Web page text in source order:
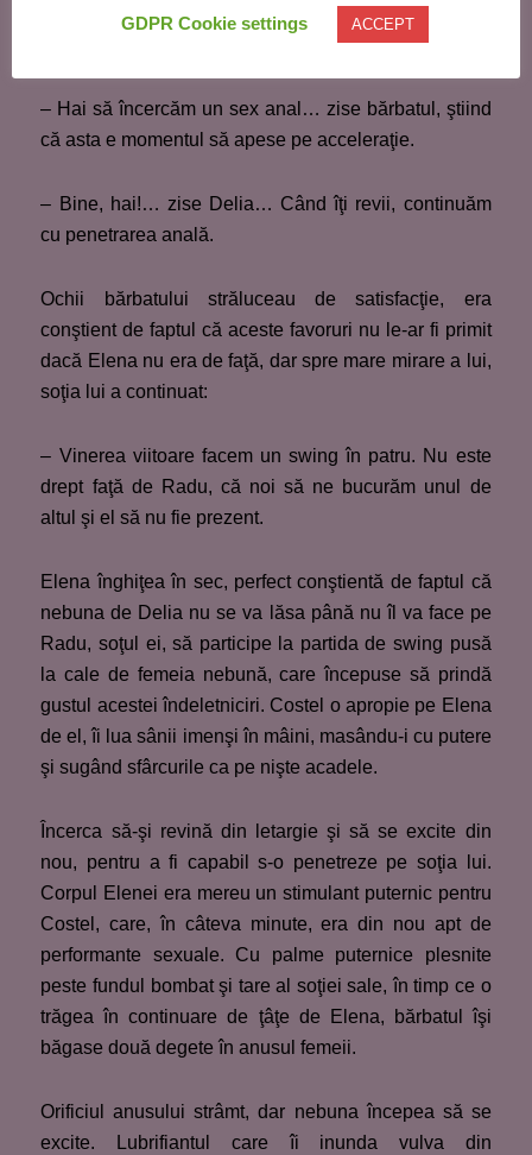
zise Delia, dar Costel era conştient că fără să o
atingă pe Elena, nu va reuşi să se excite la maxim.
– Hai să încercăm un sex anal… zise bărbatul, ştiind
că asta e momentul să apese pe acceleraţie.
– Bine, hai!… zise Delia… Când îţi revii, continuăm
cu penetrarea anală.
Ochii bărbatului străluceau de satisfacţie, era
conştient de faptul că aceste favoruri nu le-ar fi primit
dacă Elena nu era de faţă, dar spre mare mirare a lui,
soţia lui a continuat:
– Vinerea viitoare facem un swing în patru. Nu este
drept faţă de Radu, că noi să ne bucurăm unul de
altul şi el să nu fie prezent.
Elena înghiţea în sec, perfect conştientă de faptul că
nebuna de Delia nu se va lăsa până nu îl va face pe
Radu, soţul ei, să participe la partida de swing pusă
la cale de femeia nebună, care începuse să prindă
gustul acestei îndeletniciri. Costel o apropie pe Elena
de el, îi lua sânii imenşi în mâini, masându-i cu putere
şi sugând sfârcurile ca pe nişte acadele.
Încerca să-şi revină din letargie şi să se excite din
nou, pentru a fi capabil s-o penetreze pe soţia lui.
Corpul Elenei era mereu un stimulant puternic pentru
Costel, care, în câteva minute, era din nou apt de
performante sexuale. Cu palme puternice plesnite
peste fundul bombat şi tare al soţiei sale, în timp ce o
trăgea în continuare de ţâţe de Elena, bărbatul îşi
băgase două degete în anusul femeii.
Orificiul anusului strâmt, dar nebuna începea să se
excite. Lubrifiantul care îi inunda vulva din
GDPR Cookie settings ACCEPT